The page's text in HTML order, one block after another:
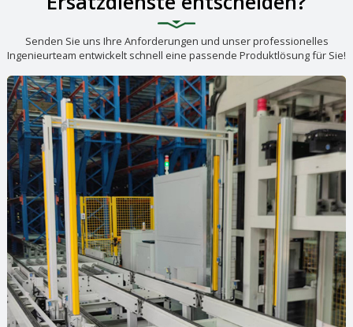
Senden Sie uns Ihre Anforderungen und unser professionelles
Ingenieurteam entwickelt schnell eine passende Produktlösung für Sie!